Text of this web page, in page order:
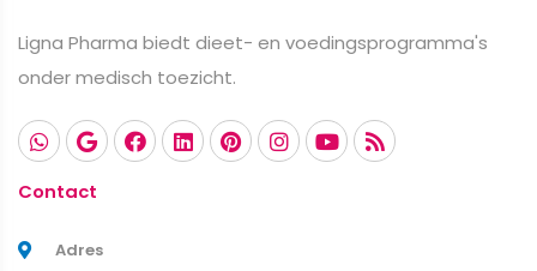
Ligna Pharma biedt dieet- en voedingsprogramma's
onder medisch toezicht.
Contact
Adres